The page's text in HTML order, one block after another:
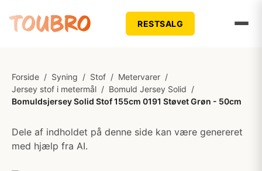
RESTSALG
Forside / Syning / Stof / Metervarer /
Jersey stof i metermål / Bomuld Jersey Solid /
Bomuldsjersey Solid Stof 155cm 0191 Støvet Grøn - 50cm
Dele af indholdet på denne side kan være genereret
med hjælp fra AI.